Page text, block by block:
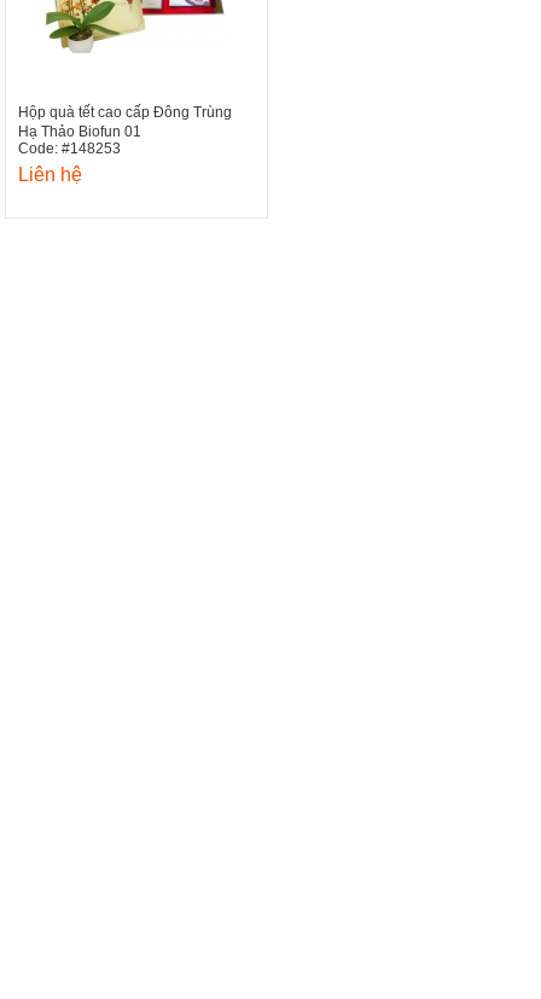
Hộp quà tết cao cấp Đông Trùng
Hạ Thảo Biofun 01
Code: #148253
Liên hệ